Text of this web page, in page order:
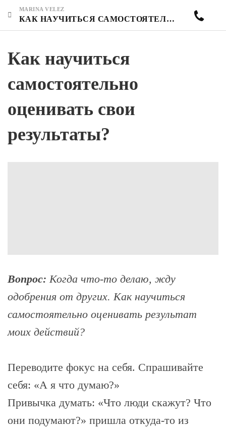
MARINA VELEZ
КАК НАУЧИТЬСЯ САМОСТОЯТЕЛЬНО ОЦЕНИВАТЬ СВОИ РЕЗУЛЬТАТЫ?
Как научиться
самостоятельно
оценивать свои
результаты?
Вопрос: Когда что-то делаю, жду
одобрения от других. Как научиться
самостоятельно оценивать результат
моих действий?
Переводите фокус на себя. Спрашивайте
себя: «А я что думаю?»
Привычка думать: «Что люди скажут? Что
они подумают?» пришла откуда-то из